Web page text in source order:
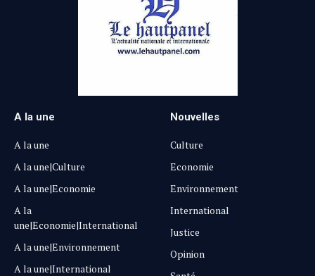
A la une
A la une
A la une|Culture
A la une|Economie
A la
une|Economie|International
A la une|Environnement
A la une|International
Nouvelles
Culture
Economie
Environnement
International
Justice
Opinion